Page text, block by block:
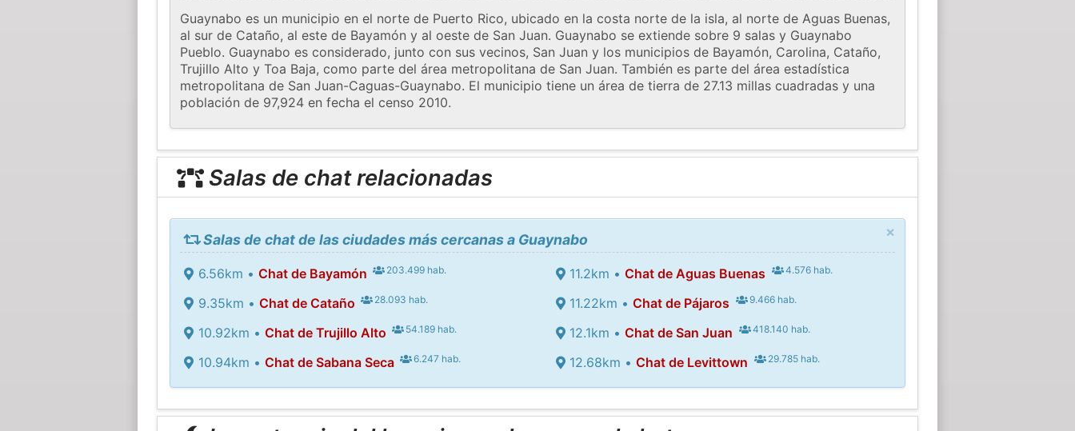
Guaynabo es un municipio en el norte de Puerto Rico, ubicado en la costa norte de la isla, al norte de Aguas Buenas,
al sur de Cataño, al este de Bayamón y al oeste de San Juan. Guaynabo se extiende sobre 9 salas y Guaynabo
Pueblo. Guaynabo es considerado, junto con sus vecinos, San Juan y los municipios de Bayamón, Carolina, Cataño,
Trujillo Alto y Toa Baja, como parte del área metropolitana de San Juan. También es parte del área estadística
metropolitana de San Juan-Caguas-Guaynabo. El municipio tiene un área de tierra de 27.13 millas cuadradas y una
población de 97,924 en fecha el censo 2010.
Salas de chat relacionadas
×
Salas de chat de las ciudades más cercanas a Guaynabo
6.56km • Chat de Bayamón 203.499 hab.
9.35km • Chat de Cataño 28.093 hab.
10.92km • Chat de Trujillo Alto 54.189 hab.
10.94km • Chat de Sabana Seca 6.247 hab.
11.2km •Chat de Aguas Buenas 4.576 hab.
11.22km •Chat de Pájaros 9.466 hab.
12.1km •Chat de San Juan 418.140 hab.
12.68km •Chat de Levittown 29.785 hab.